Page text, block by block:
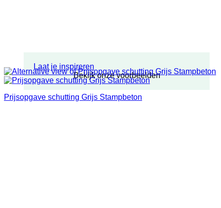
Laat je inspireren
Bekijk onze voorbeelden
Prijsopgave schutting Grijs Stampbeton